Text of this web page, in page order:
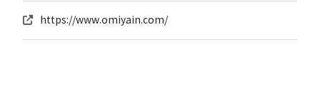
https://www.omiyain.com/